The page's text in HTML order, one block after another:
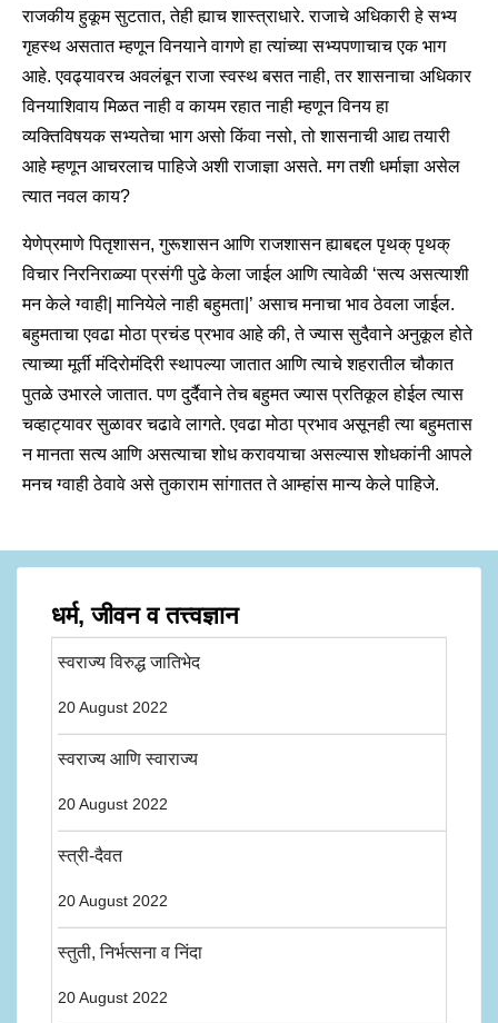
राजकीय हुकूम सुटतात, तेही ह्याच शास्त्राधारे. राजाचे अधिकारी हे सभ्य
गृहस्थ असतात म्हणून विनयाने वागणे हा त्यांच्या सभ्यपणाचाच एक भाग
आहे. एवढ्यावरच अवलंबून राजा स्वस्थ बसत नाही, तर शासनाचा अधिकार
विनयाशिवाय मिळत नाही व कायम रहात नाही म्हणून विनय हा
व्यक्तिविषयक सभ्यतेचा भाग असो किंवा नसो, तो शासनाची आद्य तयारी
आहे म्हणून आचरलाच पाहिजे अशी राजाज्ञा असते. मग तशी धर्माज्ञा असेल
त्यात नवल काय?
येणेप्रमाणे पितृशासन, गुरूशासन आणि राजशासन ह्याबद्दल पृथक् पृथक्
विचार निरनिराळ्या प्रसंगी पुढे केला जाईल आणि त्यावेळी ‘सत्य असत्याशी
मन केले ग्वाही| मानियेले नाही बहुमता|’ असाच मनाचा भाव ठेवला जाईल.
बहुमताचा एवढा मोठा प्रचंड प्रभाव आहे की, ते ज्यास सुदैवाने अनुकूल होते
त्याच्या मूर्ती मंदिरोमंदिरी स्थापल्या जातात आणि त्याचे शहरातील चौकात
पुतळे उभारले जातात. पण दुर्दैवाने तेच बहुमत ज्यास प्रतिकूल होईल त्यास
चव्हाट्यावर सुळावर चढावे लागते. एवढा मोठा प्रभाव असूनही त्या बहुमतास
न मानता सत्य आणि असत्याचा शोध करावयाचा असल्यास शोधकांनी आपले
मनच ग्वाही ठेवावे असे तुकाराम सांगातत ते आम्हांस मान्य केले पाहिजे.
धर्म, जीवन व तत्त्वज्ञान
स्वराज्य विरुद्ध जातिभेद
20 August 2022
स्वराज्य आणि स्वाराज्य
20 August 2022
स्त्री-दैवत
20 August 2022
स्तुती, निर्भत्सना व निंदा
20 August 2022